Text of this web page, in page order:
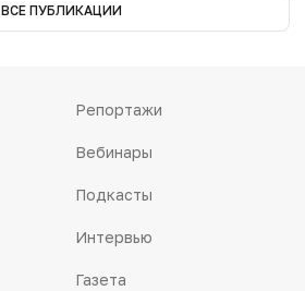
ВСЕ ПУБЛИКАЦИИ
Репортажи
Вебинары
Подкасты
Интервью
Газета